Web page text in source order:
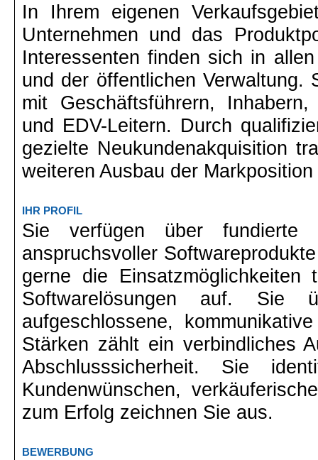
In Ihrem eigenen
Unternehmen und das
Interessenten finden sich in
und der öffentlichen Verwaltung.
mit Geschäftsführern, Inhabern,
und EDV-Leitern. Durch
gezielte Neukundenakquisition
weiteren Ausbau der
IHR PROFIL
Sie verfügen über fundierte
anspruchsvoller
gerne die Einsatzmöglichkeiten
Softwarelösungen auf. Sie
aufgeschlossene,
Stärken zählt ein verbindliches
Abschlusssicherheit. Sie
Kundenwünschen,
zum Erfolg zeichnen Sie aus.
BEWERBUNG